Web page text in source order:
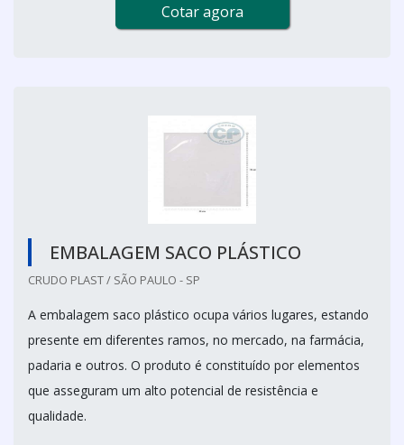
Cotar agora
EMBALAGEM SACO PLÁSTICO
CRUDO PLAST / SÃO PAULO - SP
A embalagem saco plástico ocupa vários lugares, estando
presente em diferentes ramos, no mercado, na farmácia,
padaria e outros. O produto é constituído por elementos
que asseguram um alto potencial de resistência e
qualidade.